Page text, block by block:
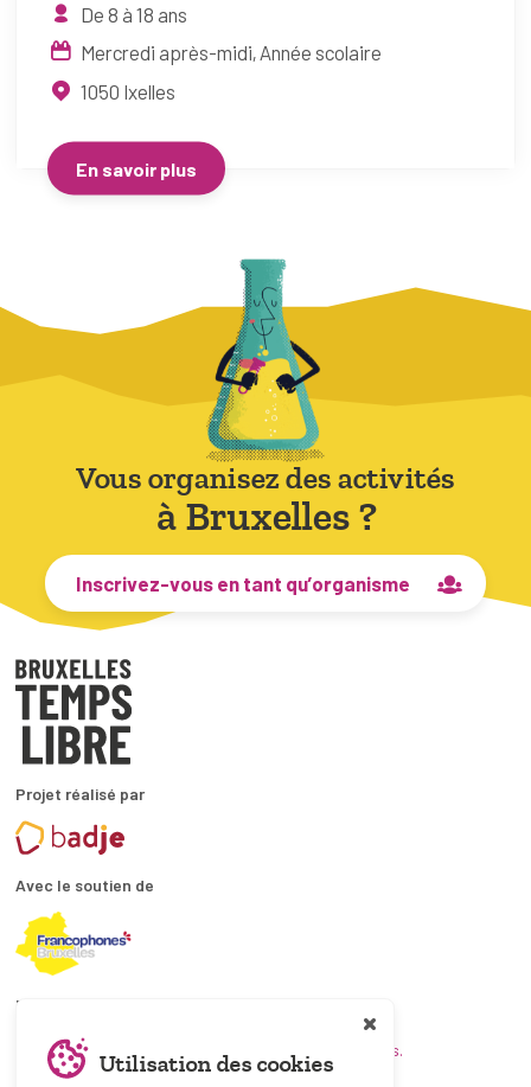
De 8 à 18 ans
Mercredi après-midi Année scolaire
1050 Ixelles
En savoir plus
Vous organisez des activités
à Bruxelles ?
Inscrivez-vous en tant qu’organisme
Projet réalisé par
Avec le soutien de
En collaboration avec
et les coordinations ATL bruxelloises.
Utilisation des cookies